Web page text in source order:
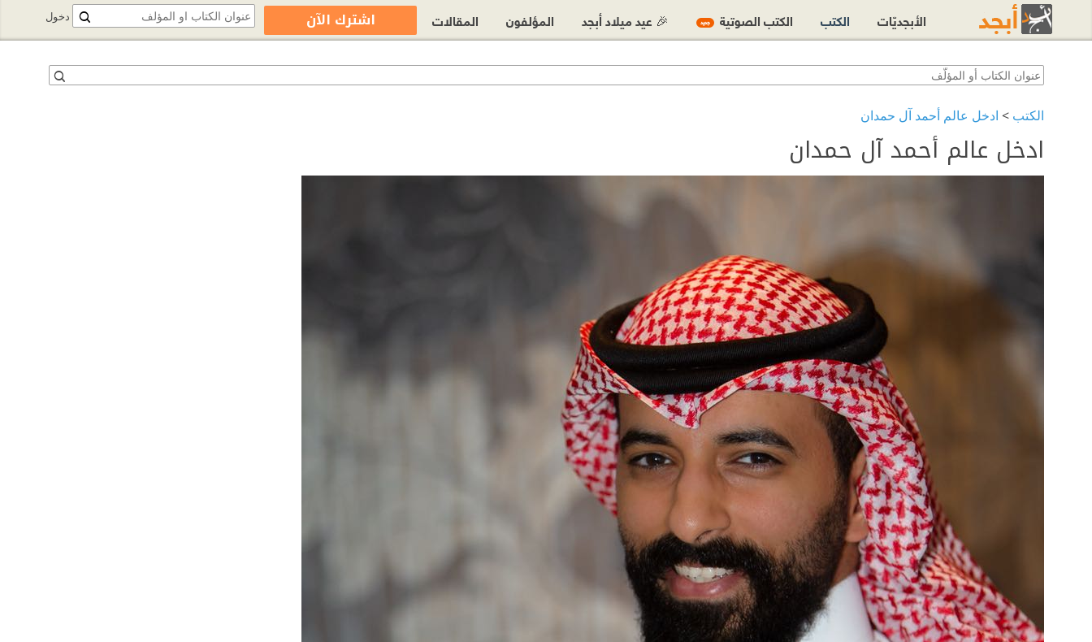
الكتب > ادخل عالم أحمد آل حمدان
ادخل عالم أحمد آل حمدان
دخول الأبجديّات الكتب الكتب الصوتية جديد 🎉 عيد ميلاد أبجد المؤلفون المقالات اشترك الآن